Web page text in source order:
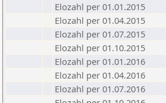
Elozahl per 01.01.2015
Elozahl per 01.04.2015
Elozahl per 01.07.2015
Elozahl per 01.10.2015
Elozahl per 01.01.2016
Elozahl per 01.04.2016
Elozahl per 01.07.2016